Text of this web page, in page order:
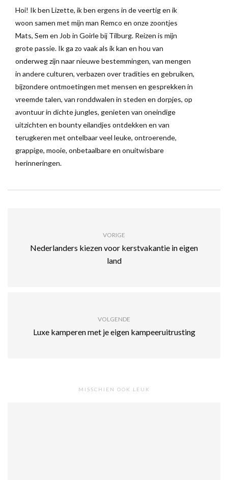
Hoi! Ik ben Lizette, ik ben ergens in de veertig en ik
woon samen met mijn man Remco en onze zoontjes
Mats, Sem en Job in Goirle bij Tilburg. Reizen is mijn
grote passie. Ik ga zo vaak als ik kan en hou van
onderweg zijn naar nieuwe bestemmingen, van mengen
in andere culturen, verbazen over tradities en gebruiken,
bijzondere ontmoetingen met mensen en gesprekken in
vreemde talen, van ronddwalen in steden en dorpjes, op
avontuur in dichte jungles, genieten van oneindige
uitzichten en bounty eilandjes ontdekken en van
terugkeren met ontelbaar veel leuke, ontroerende,
grappige, mooie, onbetaalbare en onuitwisbare
herinneringen.
VORIGE
Nederlanders kiezen voor kerstvakantie in eigen
land
VOLGENDE
Luxe kamperen met je eigen kampeeruitrusting
MISSCHIEN OOK LEUK